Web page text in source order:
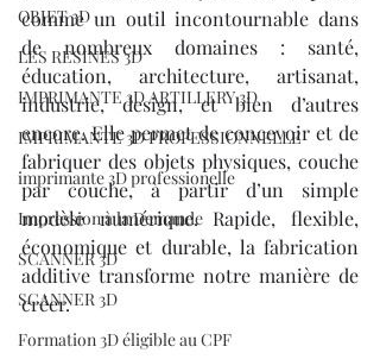
OBJET 3D
LES RESINES 3D
IMPRIMANTE 3D ARTILLERY 3D
IMPRIMANTE 3D PROFESSIONNELLE
imprimante 3D professionelle
Impression à la Demande
SCANNER 3D
SCANNER 3D
Formation 3D éligible au CPF
comme un outil incontournable dans
de nombreux domaines : santé,
éducation, architecture, artisanat,
industrie, design, et bien d’autres
encore. Elle permet de concevoir et de
fabriquer des objets physiques, couche
par couche, à partir d’un simple
modèle numérique. Rapide, flexible,
économique et durable, la fabrication
additive transforme notre manière de
créer.